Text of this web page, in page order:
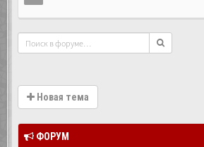
Новая тема
ФОРУМ